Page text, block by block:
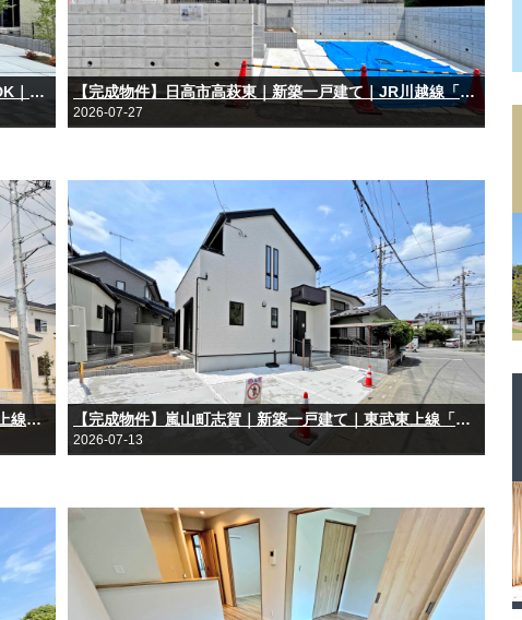
【完成物件】坂戸市鶴舞2丁目｜新築一戸建て｜4LDK｜カースペース3台｜東武越生線「一本松」駅徒歩18分 【完成物件】日高市高萩東｜新築一戸建て｜JR川越線「武蔵高萩」駅徒歩9分｜4LDK｜カースペース2台
2026-07-27
【完成物件】川越市砂新田｜新築分譲住宅｜東武東上線「新河岸」駅徒歩15分｜4LDK｜カースペース2台 【完成物件】嵐山町志賀｜新築一戸建て｜東武東上線「武蔵嵐山」駅徒歩9分｜3LDK｜カースペース2台
2026-07-13